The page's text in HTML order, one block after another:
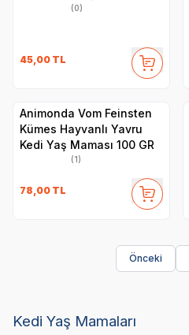
(0)
45,00 TL
Animonda Vom Feinsten
Kümes Hayvanlı Yavru
Kedi Yaş Maması 100 GR
(1)
78,00 TL
Önceki
Kedi Yaş Mamaları